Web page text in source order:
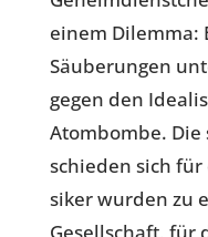
einem Dilemma:
Säu­be­run­gen
gegen den
Atom­bombe.
schie­den sich
si­ker wurden zu